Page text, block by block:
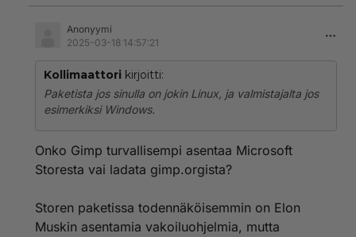
Anonyymi
2025-03-18 14:57:21
Kollimaattori kirjoitti:
Paketista jos sinulla on jokin Linux, ja valmistajalta jos
esimerkiksi Windows.
Onko Gimp turvallisempi asentaa Microsoft
Storesta vai ladata gimp.orgista?
Storen paketissa todennäköisemmin on Elon
Muskin asentamia vakoiluohjelmia, mutta